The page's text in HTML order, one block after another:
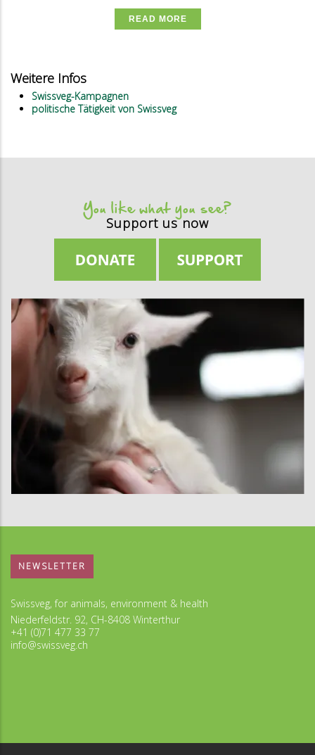
READ MORE
Weitere Infos
Swissveg-Kampagnen
politische Tätigkeit von Swissveg
You like what you see?
Support us now
NEWSLETTER
Swissveg, for animals, environment & health
Niederfeldstr. 92, CH-8408 Winterthur
+41 (0)71 477 33 77
info@swissveg.ch